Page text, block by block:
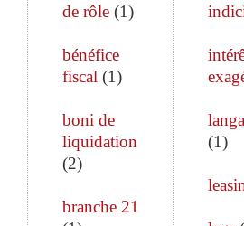
de rôle (1)
bénéfice
fiscal (1)
boni de
liquidation
(2)
branche 21
(1)